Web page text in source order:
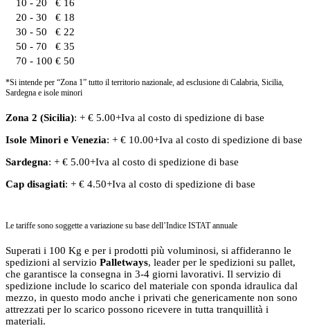
10 - 20
€ 16
20 - 30
€ 18
30 - 50
€ 22
50 - 70
€ 35
70 - 100 € 50
*Si intende per “Zona 1” tutto il territorio nazionale, ad esclusione di Calabria, Sicilia,
Sardegna e isole minori
Zona 2 (Sicilia): + € 5.00+Iva al costo di spedizione di base
Isole Minori e Venezia: + € 10.00+Iva al costo di spedizione di base
Sardegna: + € 5.00+Iva al costo di spedizione di base
Cap disagiati: + € 4.50+Iva al costo di spedizione di base
Le tariffe sono soggette a variazione su base dell’Indice ISTAT annuale
Superati i 100 Kg e per i prodotti più voluminosi, si affideranno le
spedizioni al servizio Palletways, leader per le spedizioni su pallet,
che garantisce la consegna in 3-4 giorni lavorativi. Il servizio di
spedizione include lo scarico del materiale con sponda idraulica dal
mezzo, in questo modo anche i privati che genericamente non sono
attrezzati per lo scarico possono ricevere in tutta tranquillità i
materiali.